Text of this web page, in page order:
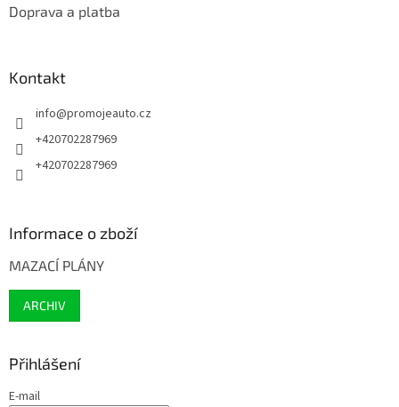
Doprava a platba
Kontakt
info@promojeauto.cz
+420702287969
+420702287969
Informace o zboží
MAZACÍ PLÁNY
ARCHIV
Přihlášení
E-mail